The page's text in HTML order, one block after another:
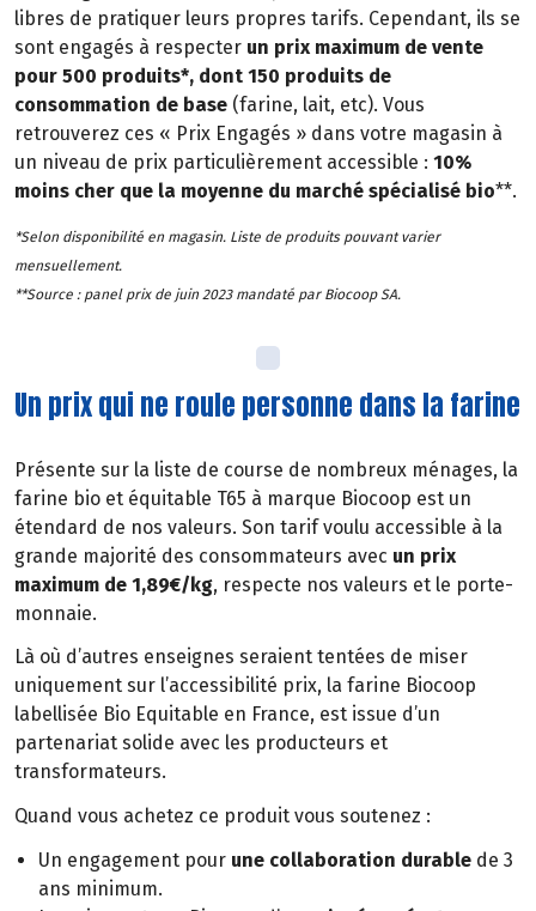
libres de pratiquer leurs propres tarifs. Cependant, ils se
sont engagés à respecter un prix maximum de vente
pour 500 produits*, dont 150 produits de
consommation de base (farine, lait, etc). Vous
retrouverez ces « Prix Engagés » dans votre magasin à
un niveau de prix particulièrement accessible : 10%
moins cher que la moyenne du marché spécialisé bio**.
*Selon disponibilité en magasin. Liste de produits pouvant varier
mensuellement.
**Source : panel prix de juin 2023 mandaté par Biocoop SA.
Un prix qui ne roule personne dans la farine
Présente sur la liste de course de nombreux ménages, la
farine bio et équitable T65 à marque Biocoop est un
étendard de nos valeurs. Son tarif voulu accessible à la
grande majorité des consommateurs avec un prix
maximum de 1,89€/kg, respecte nos valeurs et le porte-
monnaie.
Là où d’autres enseignes seraient tentées de miser
uniquement sur l’accessibilité prix, la farine Biocoop
labellisée Bio Equitable en France, est issue d’un
partenariat solide avec les producteurs et
transformateurs.
Quand vous achetez ce produit vous soutenez :
Un engagement pour une collaboration durable de 3
ans minimum.